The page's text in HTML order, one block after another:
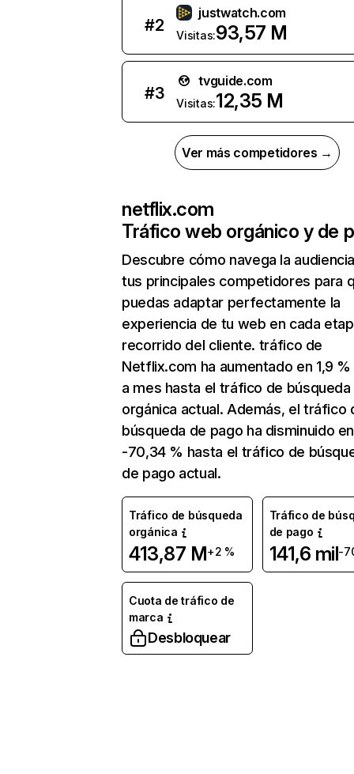
#2
justwatch.com
Visitas:93,57 M
#3
tvguide.com
Visitas:12,35 M
Ver más competidores →
netflix.com
Tráfico web orgánico y de
Descubre cómo navega la
tus principales competidores para
puedas adaptar perfectamente la
experiencia de tu web en cada
recorrido del cliente. tráfico de
Netflix.com ha aumentado en 1,9
a mes hasta el tráfico de búsqueda
orgánica actual. Además, el tráfico
búsqueda de pago ha disminuido en
-70,34 % hasta el tráfico de
de pago actual.
Tráfico de búsqueda
orgánica
413,87 M+2 %
Tráfico de
de pago
141,6 mil-
Cuota de tráfico de
marca
Desbloquear